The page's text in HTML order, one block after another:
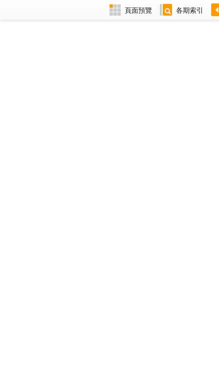
頁面預覽 各期索引